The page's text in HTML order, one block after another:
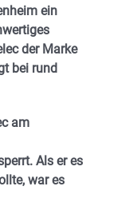
ein
der Marke
bei rund
am
Als er es
war es